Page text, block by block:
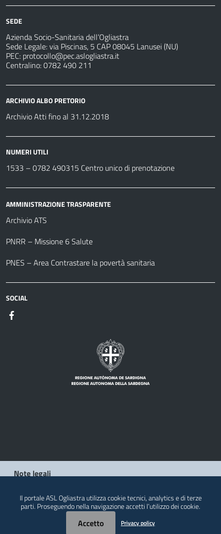
SEDE
Azienda Socio-Sanitaria dell’Ogliastra
Sede Legale: via Piscinas, 5 CAP 08045 Lanusei (NU)
PEC: protocollo@pec.aslogliastra.it
Centralino: 0782 490 211
ARCHIVIO ALBO PRETORIO
Archivio Atti fino al 31.12.2018
NUMERI UTILI
1533 – 0782 490315 Centro unico di prenotazione
AMMINISTRAZIONE TRASPARENTE
Archivio ATS
PNRR – Missione 6 Salute
PNES – Area Contrastare la povertà sanitaria
SOCIAL
Note legali
Contatti
Il portale ASL Ogliastra utilizza cookie tecnici, analytics e di terze
parti. Proseguendo nella navigazione accetti l’utilizzo dei cookie.
Accetto Privacy policy